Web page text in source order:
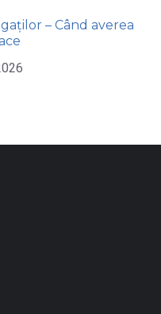
– Când averea